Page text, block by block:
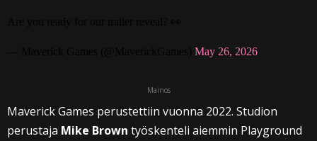
May 26, 2026
Mainos
Maverick Games perustettiin vuonna 2022. Studion
perustaja Mike Brown työskenteli aiemmin Playground